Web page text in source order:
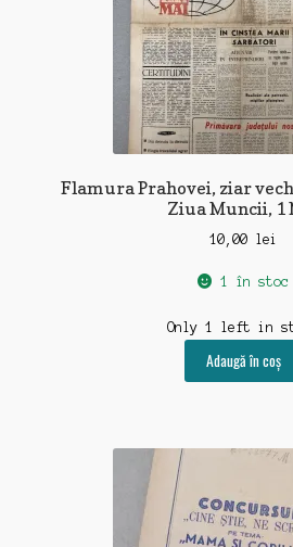
Flamura Prahovei, ziar
Ziua Muncii, 1
10,00 lei
1 în stoc
Only 1 left in
Adaugă în coș